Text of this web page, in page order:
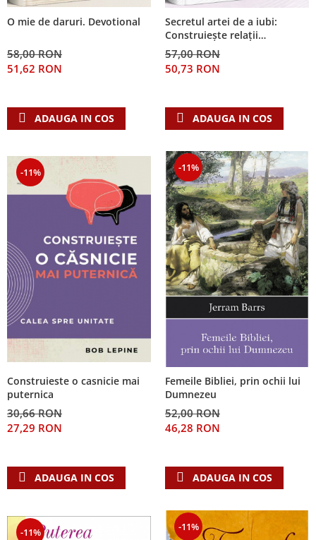
O mie de daruri. Devotional
58,00 RON
51,62 RON
ADAUGA IN COS
Secretul artei de a iubi:
Construiește relații
echilibrate în familie și cu cei
din jur
57,00 RON
50,73 RON
ADAUGA IN COS
-11%
Construieste o casnicie mai
puternica
30,66 RON
27,29 RON
ADAUGA IN COS
-11%
Femeile Bibliei, prin ochii lui
Dumnezeu
52,00 RON
46,28 RON
ADAUGA IN COS
-11% -11%